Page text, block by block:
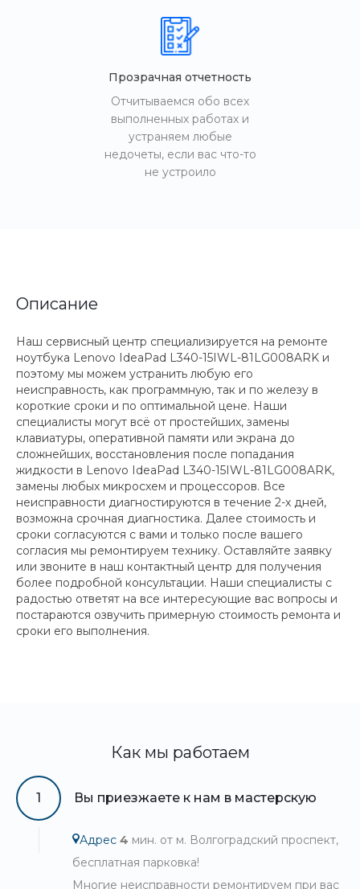
Прозрачная отчетность
Отчитываемся обо всех
выполненных работах и
устраняем любые
недочеты, если вас что-то
не устроило
Описание
Наш сервисный центр специализируется на ремонте
ноутбука Lenovo IdeaPad L340-15IWL-81LG008ARK и
поэтому мы можем устранить любую его
неисправность, как программную, так и по железу в
короткие сроки и по оптимальной цене. Наши
специалисты могут всё от простейших, замены
клавиатуры, оперативной памяти или экрана до
сложнейших, восстановления после попадания
жидкости в Lenovo IdeaPad L340-15IWL-81LG008ARK,
замены любых микросхем и процессоров. Все
неисправности диагностируются в течение 2-х дней,
возможна срочная диагностика. Далее стоимость и
сроки согласуются с вами и только после вашего
согласия мы ремонтируем технику. Оставляйте заявку
или звоните в наш контактный центр для получения
более подробной консультации. Наши специалисты с
радостью ответят на все интересующие вас вопросы и
постараются озвучить примерную стоимость ремонта и
сроки его выполнения.
Как мы работаем
1 Вы приезжаете к нам в мастерскую
Адрес 4 мин. от м. Волгоградский проспект,
бесплатная парковка!
Многие неисправности ремонтируем при вас